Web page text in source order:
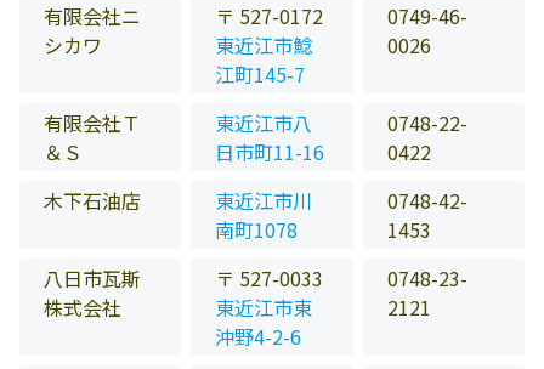
有限会社ニ
シカワ
〒 527-0172
東近江市鯰
江町145-7
0749-46-
0026
有限会社Ｔ
＆Ｓ
東近江市八
日市町11-16
0748-22-
0422
木下石油店
東近江市川
南町1078
0748-42-
1453
八日市瓦斯
株式会社
〒 527-0033
東近江市東
沖野4-2-6
0748-23-
2121